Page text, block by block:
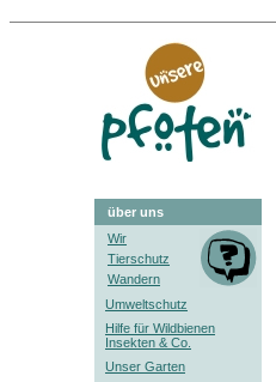
über uns
Wir
Tierschutz
Wandern
Umweltschutz
Hilfe für Wildbienen
Insekten & Co.
Unser Garten